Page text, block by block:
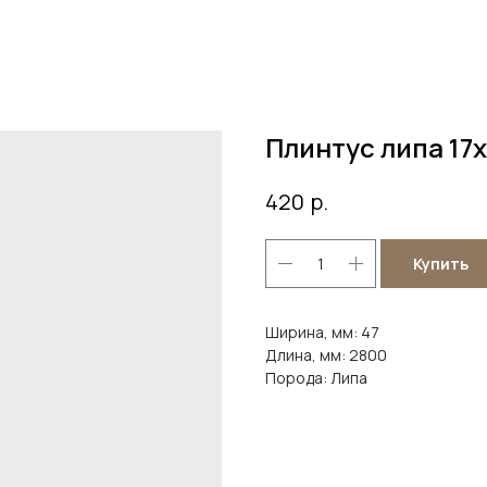
Плинтус липа
420 р.
Купить
Ширина, мм: 47
Длина, мм: 2800
Порода: Липа